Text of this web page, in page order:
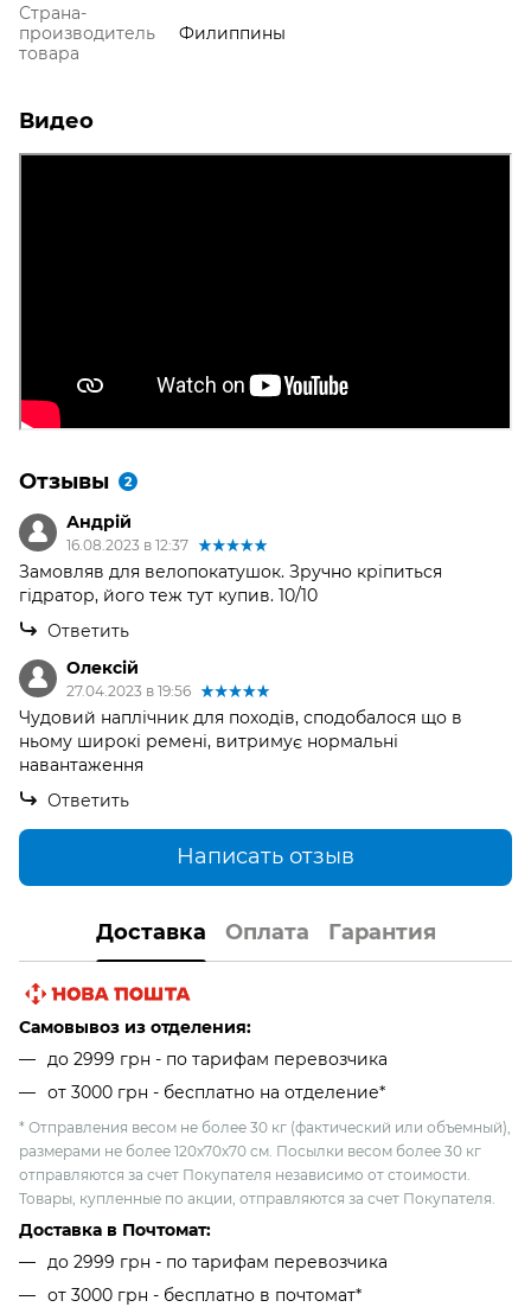
Страна-
производитель
товара
Филиппины
Видео
Отзывы 2
Андрій
16.08.2023 в 12:37
Замовляв для велопокатушок. Зручно кріпиться
гідратор, його теж тут купив. 10/10
Ответить
Олексiй
27.04.2023 в 19:56
Чудовий наплічник для походів, сподобалося що в
ньому широкі ремені, витримує нормальні
навантаження
Ответить
Написать отзыв
Доставка Оплата Гарантия
Самовывоз из отделения:
до 2999 грн - по тарифам перевозчика
от 3000 грн - бесплатно на отделение*
* Отправления весом не более 30 кг (фактический или объемный),
размерами не более 120х70х70 см. Посылки весом более 30 кг
отправляются за счет Покупателя независимо от стоимости.
Товары, купленные по акции, отправляются за счет Покупателя.
Доставка в Почтомат:
до 2999 грн - по тарифам перевозчика
от 3000 грн - бесплатно в почтомат*